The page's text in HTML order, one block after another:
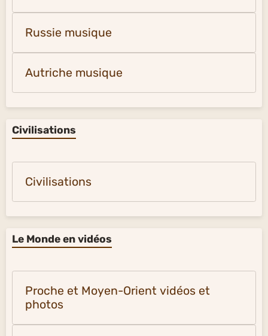
Russie musique
Autriche musique
Civilisations
Civilisations
Le Monde en vidéos
Proche et Moyen-Orient vidéos et
photos